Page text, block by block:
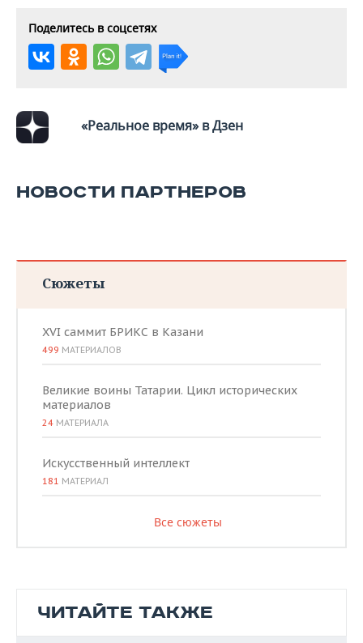
Поделитесь в соцсетях
«Реальное время» в Дзен
НОВОСТИ ПАРТНЕРОВ
Сюжеты
XVI саммит БРИКС в Казани
499 МАТЕРИАЛОВ
Великие воины Татарии. Цикл исторических
материалов
24 МАТЕРИАЛА
Искусственный интеллект
181 МАТЕРИАЛ
Все сюжеты
ЧИТАЙТЕ ТАКЖЕ